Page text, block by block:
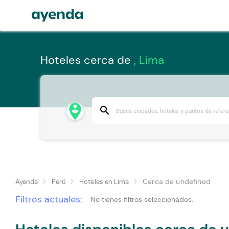
Hoteles cerca de , Lima
person_pin_circle search
Ayenda Perú Hoteles en Lima Cerca de undefined
Filtros actuales: No tienes filtros seleccionados.